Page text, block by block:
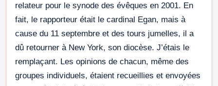
relateur pour le synode des évêques en 2001. En
fait, le rapporteur était le cardinal Egan, mais à
cause du 11 septembre et des tours jumelles, il a
dû retourner à New York, son diocèse. J’étais le
remplaçant. Les opinions de chacun, même des
groupes individuels, étaient recueillies et envoyées